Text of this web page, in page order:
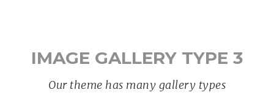
IMAGE GALLERY TYPE 3
Our theme has many gallery types